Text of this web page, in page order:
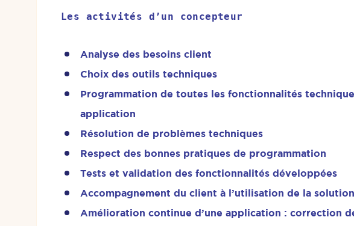
Les activités d’un concepteur
Analyse des besoins client
Choix des outils techniques
Programmation de toutes les fonctionnalités
application
Résolution de problèmes techniques
Respect des bonnes pratiques de programmation
Tests et validation des fonctionnalités développées
Accompagnement du client à l’utilisation de la
Amélioration continue d’une application : correction